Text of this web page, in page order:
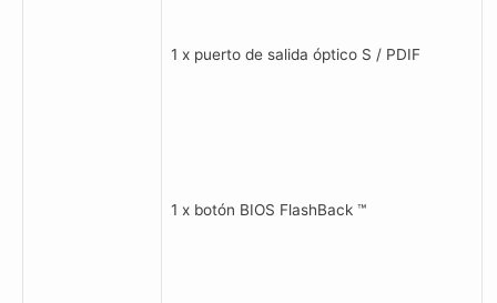
1 x puerto de salida óptico S / PDIF
1 x botón BIOS FlashBack ™